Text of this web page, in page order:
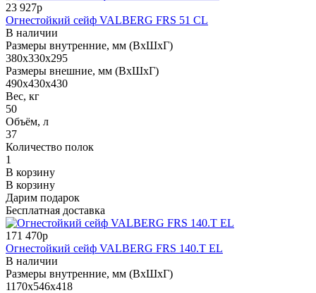
23 927р
Огнестойкий сейф VALBERG FRS 51 CL
В наличии
Размеры внутренние, мм (ВхШхГ)
380x330x295
Размеры внешние, мм (ВхШхГ)
490x430x430
Вес, кг
50
Объём, л
37
Количество полок
1
В корзину
В корзину
Дарим подарок
Бесплатная доставка
171 470р
Огнестойкий сейф VALBERG FRS 140.T EL
В наличии
Размеры внутренние, мм (ВхШхГ)
1170x546x418